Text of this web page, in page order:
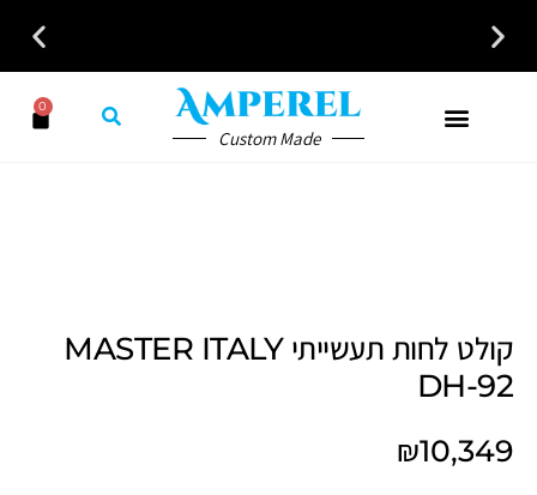
לקבלת ייעוץ חינם חייגו עכשיו - 058-7401300
Custom Made
0
קולט לחות תעשייתי MASTER ITALY
DH-92
₪10,349